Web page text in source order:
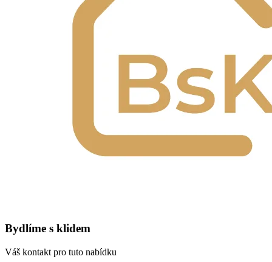
Bydlíme s klidem
Váš kontakt pro tuto nabídku